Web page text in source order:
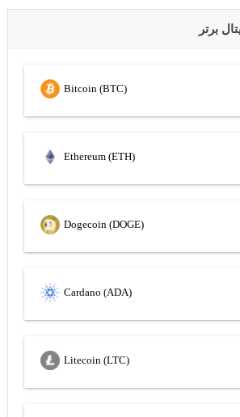
Bitcoin (BTC)
Ethereum (ETH)
Dogecoin (DOGE)
Cardano (ADA)
Litecoin (LTC)